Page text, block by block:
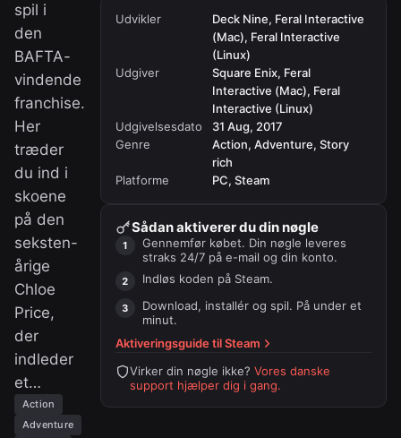
spil i
den
BAFTA-
vindende
franchise.
Her
træder
du ind i
skoene
på den
seksten-
årige
Chloe
Price,
der
indleder
et…
Action
Adventure
Udvikler
Deck Nine, Feral Interactive
(Mac), Feral Interactive
(Linux)
Udgiver
Square Enix, Feral
Interactive (Mac), Feral
Interactive (Linux)
Udgivelsesdato
31 Aug, 2017
Genre
Action, Adventure, Story
rich
Platforme
PC, Steam
Sådan aktiverer du din nøgle
Gennemfør købet. Din nøgle leveres
straks 24/7 på e-mail og din konto.
Indløs koden på Steam.
Download, installér og spil. På under et
minut.
Aktiveringsguide tilSteam
Virker din nøgle ikke? Vores danske
support hjælper dig i gang.